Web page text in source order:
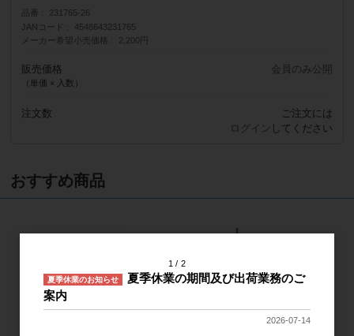
品番
231765-26
JANコード
4548643231765
メーカー希望小売価格
2,200円
販売価格
（単価 × 入数）
会員のみ公開
注文数
ご注文には
ログイン してください
おすすめ商品
1 2
夏季休業のお知らせ
夏季休業の期間及び出荷業務のご
案内
2026-07-14